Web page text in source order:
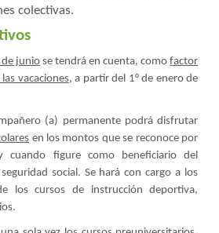
colectivas.
de juniose tendrá en cuenta, comofactor
vacaciones, a partir del 1° de enero de
(a) permanente podrá disfrutar
en los montos que se reconoce por
cuando figure como beneficiario del
social. Se hará con cargo a los
los cursos de instrucción deportiva,